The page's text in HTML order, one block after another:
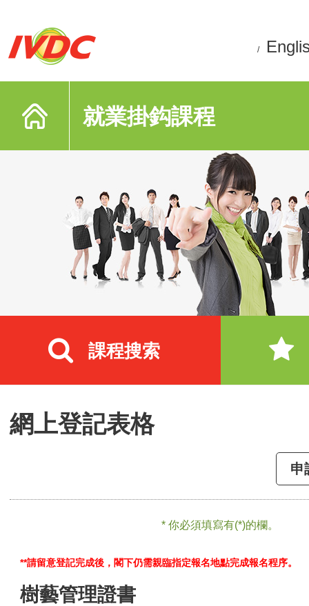
/
就業掛鈎課程
課程搜索
網上登記表格
申
* 你必須填寫有(*)的欄。
**請留意登記完成後，閣下仍需親臨指定報名地點完成報名程序。
樹藝管理證書